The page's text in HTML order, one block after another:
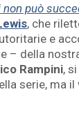
non può
, che
e
– della
Rampini,
serie, ma